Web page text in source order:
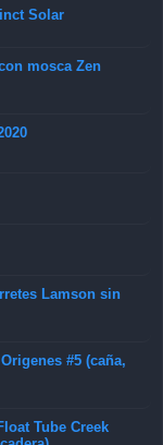
Solar
mosca Zen
Lamson sin
#5 (caña,
Tube Creek